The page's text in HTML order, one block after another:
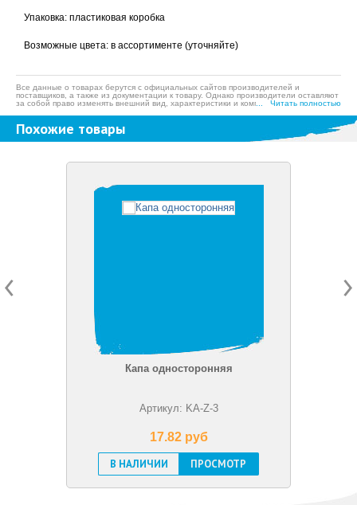
Упаковка: пластиковая коробка
Возможные цвета: в ассортименте (уточняйте)
Все данные о товарах берутся с официальных сайтов производителей и
поставщиков, а также из документации к товару. Однако производители оставляют
за собой право изменять внешний вид, характеристики и комплектацию товара,
пониманием к данному факту и заранее приносим извинения за возможные
неточности в описании и фотографиях товара. Будем благодарны вам за
сообщение об ошибках — это поможет сделать наш каталог еще точнее!
... Читать полностью
Похожие товары
Капа односторонняя
Артикул: KA-Z-3
17.82 pуб
В НАЛИЧИИ
ПРОСМОТР